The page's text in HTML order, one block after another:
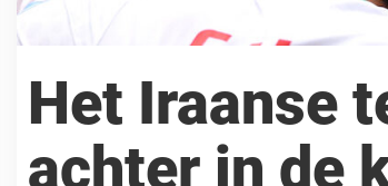
Het Iraanse
achter in de